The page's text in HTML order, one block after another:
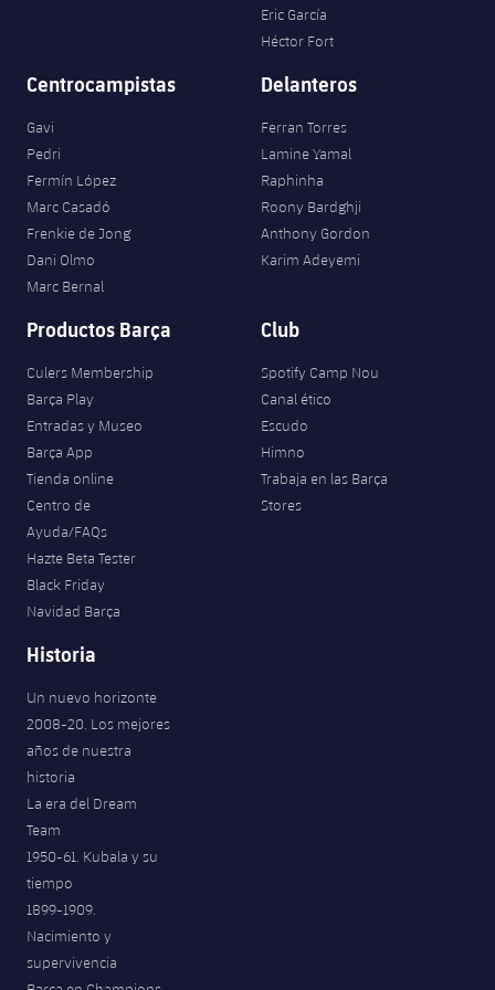
Palmarés
Infantil
Actualidad
Femenino
Agenda
Baloncesto en silla de ruedas
Jugadores
Calendario
Resultados
Clasificaciones
plusicon
más
Actualidad
Calendario
Resultados
Clasificaciones
Hockey hierba
plusicon
más
Noticias
Hockey Hierba Masculino
Hockey Hierba Femenino
Patinaje artístico
plusicon
más
Actualidad
Plantilla
Agenda
Escuela de Patinaje
Rugby
plusicon
más
Actualidad
Jugadores
Calendario
Resultados
Fotos
Voleibol
plusicon
más
Noticias
Voleibol masculino
Apúntate a las amateurs
plusicon
más
Apúntate a las amateurs
PLUSICON
MÁS
League of Legends
VALORANT Rising
VALORANT Game Changers
eFootball
Eric García
Héctor Fort
Centrocampistas
Gavi
Pedri
Fermín López
Marc Casadó
Frenkie de Jong
Dani Olmo
Marc Bernal
Delanteros
Ferran Torres
Lamine Yamal
Raphinha
Roony Bardghji
Anthony Gordon
Karim Adeyemi
Productos Barça
Culers Membership
Barça Play
Entradas y Museo
Barça App
Tienda online
Centro de
Ayuda/FAQs
Hazte Beta Tester
Black Friday
Navidad Barça
Club
Spotify Camp Nou
Canal ético
Escudo
Himno
Trabaja en las Barça
Stores
Historia
Un nuevo horizonte
2008-20. Los mejores
años de nuestra
historia
La era del Dream
Team
1950-61. Kubala y su
tiempo
1899-1909.
Nacimiento y
supervivencia